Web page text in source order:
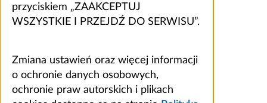
przyciskiem „ZAAKCEPTUJ
WSZYSTKIE I PRZEJDŹ DO SERWISU”.
Zmiana ustawień oraz więcej informacji
o ochronie danych osobowych,
ochronie praw autorskich i plikach